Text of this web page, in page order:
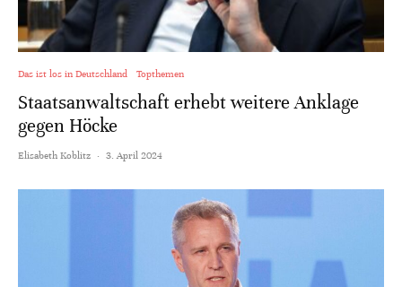
Das ist los in Deutschland Topthemen
Staatsanwaltschaft erhebt weitere Anklage
gegen Höcke
Elisabeth Koblitz · 3. April 2024